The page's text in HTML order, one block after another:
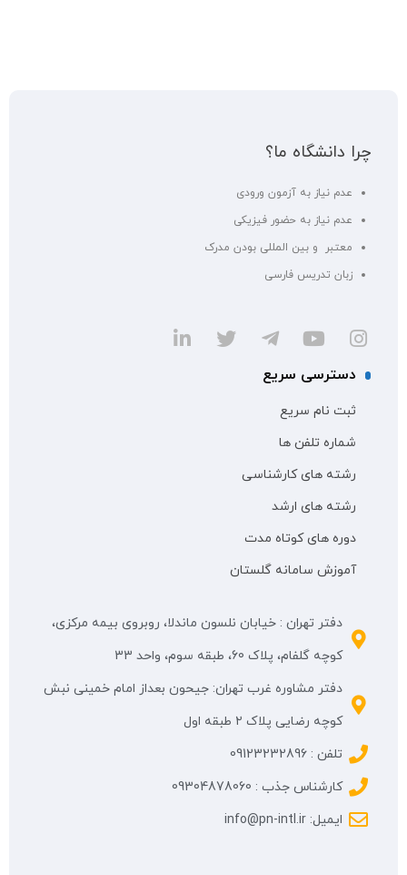
چرا دانشگاه ما؟
عدم نیاز به آزمون ورودی
عدم نیاز به حضور فیزیکی
معتبر و بین المللی بودن مدرک
زبان تدریس فارسی
دسترسی سریع
ثبت نام سریع
شماره تلفن ها
رشته های کارشناسی
رشته های ارشد
دوره های کوتاه مدت
آموزش سامانه گلستان
دفتر تهران : خیابان نلسون ماندلا، روبروی بیمه مرکزی،
کوچه گلفام، پلاک 60، طبقه سوم، واحد 33
دفتر مشاوره غرب تهران: جیحون بعداز امام خمینی نبش
کوچه رضایی پلاک ۲ طبقه اول
تلفن : 09123232896
کارشناس جذب : 09304878060
ایمیل: info@pn-intl.ir